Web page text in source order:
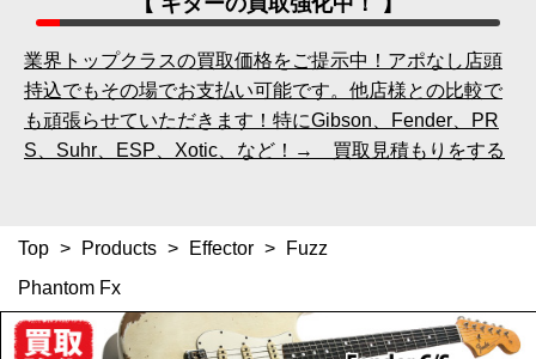
業界トップクラスの買取価格をご提示中！アポなし店頭
持込でもその場でお支払い可能です。他店様との比較で
も頑張らせていただきます！特にGibson、Fender、PR
S、Suhr、ESP、Xotic、など！→ 買取見積もりをする
Top > Products > Effector >
Fuzz
Phantom Fx